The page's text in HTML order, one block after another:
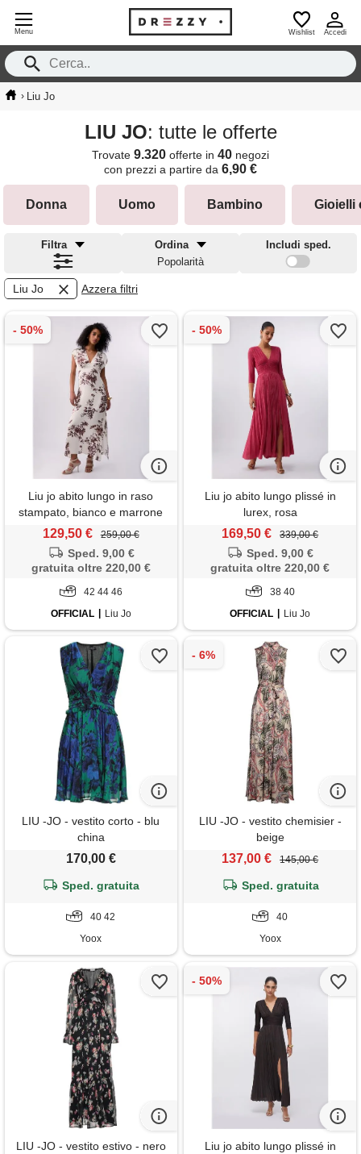
Menu Wishlist Accedi
› Liu Jo
LIU JO: tutte le offerte
Trovate 9.320 offerte in 40 negozi
con prezzi a partire da 6,90 €
Donna Uomo Bambino Gioielli
Filtra
Ordina
Popolarità
Includi sped.
Liu Jo Azzera filtri
Liu jo abito lungo in raso
stampato, bianco e marrone
129,50 € 259,00 €
Sped. 9,00 €
gratuita oltre 220,00 €
42 44 46
OFFICIAL
Liu Jo
Liu jo abito lungo plissé in
lurex, rosa
169,50 € 339,00 €
Sped. 9,00 €
gratuita oltre 220,00 €
38 40
OFFICIAL
Liu Jo
LIU -JO - vestito corto - blu
china
170,00 €
Sped. gratuita
40 42
Yoox
LIU -JO - vestito chemisier -
beige
137,00 € 145,00 €
Sped. gratuita
40
Yoox
LIU -JO - vestito estivo - nero
Liu jo abito lungo plissé in